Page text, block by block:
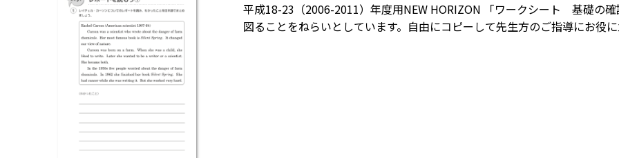
平成18-23（2006-2011）年度用NEW HORIZON 「ワークシート 基礎の
図ることをねらいとしています。自由にコピーして先生方のご指導にお役に